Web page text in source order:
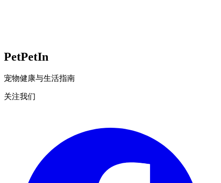
PetPetIn
宠物健康与生活指南
关注我们